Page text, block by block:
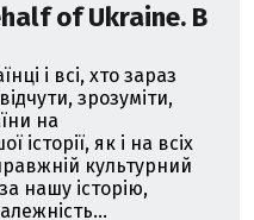
of Ukraine. В
і всі, хто зараз
зрозуміти,
на
історії, як і на всіх
культурний
нашу історію,